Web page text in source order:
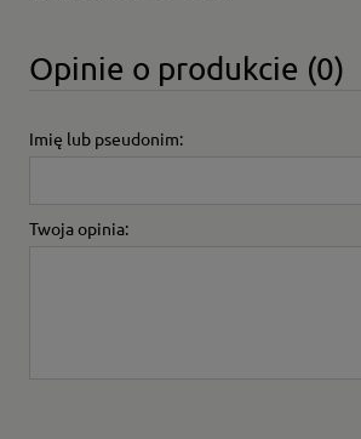
Opinie o produkcie (0)
Imię lub pseudonim:
Twoja opinia: